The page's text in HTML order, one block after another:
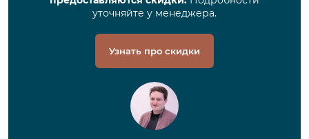
уточняйте у менеджера.
Узнать про скидки